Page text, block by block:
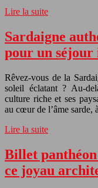
Lire la suite
Sardaigne
pour un séjour
Rêvez-vous de la
soleil éclatant ? Au-
culture riche et ses
au cœur de l’âme
Lire la suite
Billet
ce joyau